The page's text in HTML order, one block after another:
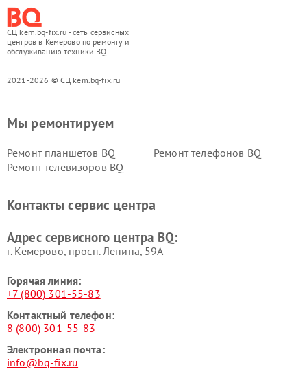
СЦ kem.bq-fix.ru - сеть сервисных
центров в Кемерово по ремонту и
обслуживанию техники BQ
2021-2026 © СЦ kem.bq-fix.ru
Мы ремонтируем
Ремонт планшетов BQ
Ремонт телефонов BQ
Ремонт телевизоров BQ
Контакты сервис центра
Адрес сервисного центра BQ:
г. Кемерово, просп. Ленина, 59А
Горячая линия:
+7 (800) 301-55-83
Контактный телефон:
8 (800) 301-55-83
Электронная почта:
info@bq-fix.ru